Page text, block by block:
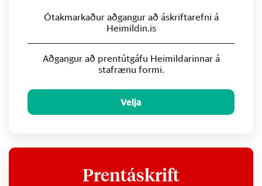
Ótakmarkaður aðgangur að áskriftarefni á
Heimildin.is
Aðgangur að prentútgáfu Heimildarinnar á
stafrænu formi.
Velja
Prentáskrift